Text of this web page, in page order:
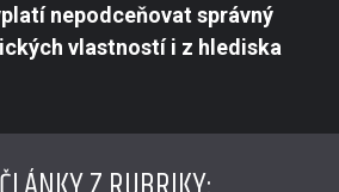
nepodceňovat správný
vlastností i z hlediska